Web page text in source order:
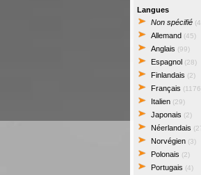
Langues
Non spécifié
Allemand (45)
Anglais (99)
Espagnol (28)
Finlandais (2)
Français
Italien (29)
Japonais (2)
Néerlandais
Norvégien (3)
Polonais (2)
Portugais (4)